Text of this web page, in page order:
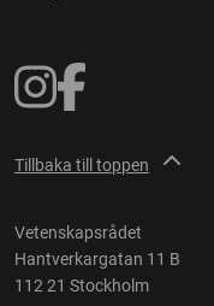
Tillbaka till toppen
Vetenskapsrådet
Hantverkargatan 11 B
112 21 Stockholm